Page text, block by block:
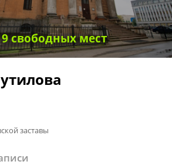
свободных мест
заставы